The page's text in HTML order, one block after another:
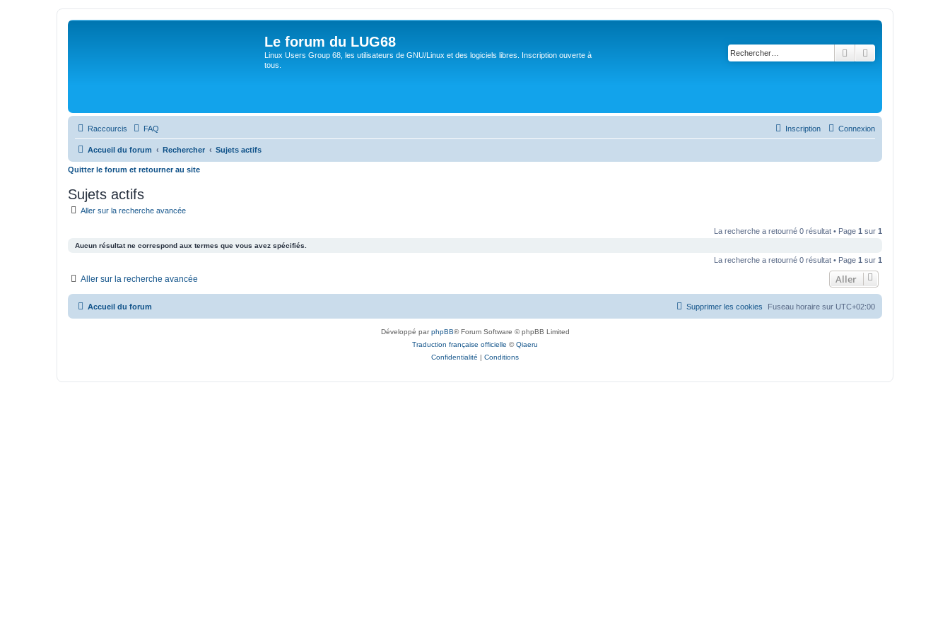
Le forum du LUG68
Linux Users Group 68, les utilisateurs de GNU/Linux et des logiciels libres. Inscription ouverte à
tous.
Rechercher
Raccourcis FAQ Connexion
Inscription
Accueil du forum Rechercher Sujets actifs
Quitter le forum et retourner au site
Sujets actifs
Aller sur la recherche avancée
La recherche a retourné 0 résultat • Page 1 sur 1
Aucun résultat ne correspond aux termes que vous avez spécifiés.
La recherche a retourné 0 résultat • Page 1 sur 1
Aller sur la recherche avancée Aller
Accueil du forum Fuseau horaire sur UTC+02:00
Supprimer les cookies
Développé parphpBB® Forum Software © phpBB Limited
Traduction française officielle ©Qiaeru
Confidentialité | Conditions